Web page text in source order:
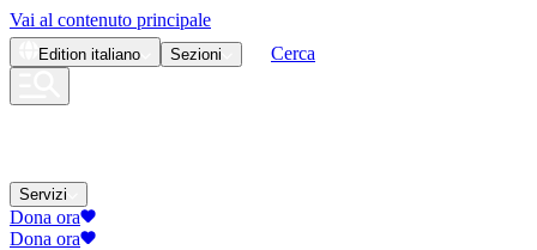
Vai al contenuto principale
Edition italiano Sezioni Cerca
Servizi
Dona ora
Dona ora